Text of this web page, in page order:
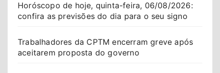
Horóscopo de hoje, quinta-feira, 06/08/2026:
confira as previsões do dia para o seu signo
Trabalhadores da CPTM encerram greve após
aceitarem proposta do governo